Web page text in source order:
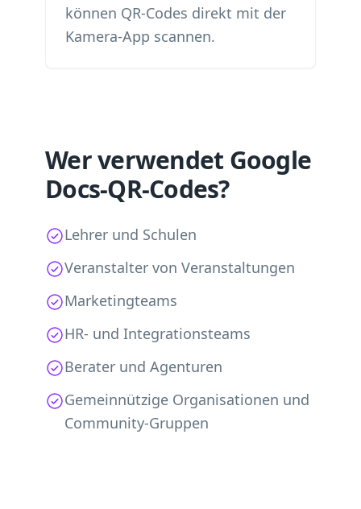
können QR-Codes direkt mit der
Kamera-App scannen.
Wer verwendet Google
Docs-QR-Codes?
Lehrer und Schulen
Veranstalter von Veranstaltungen
Marketingteams
HR- und Integrationsteams
Berater und Agenturen
Gemeinnützige Organisationen und
Community-Gruppen